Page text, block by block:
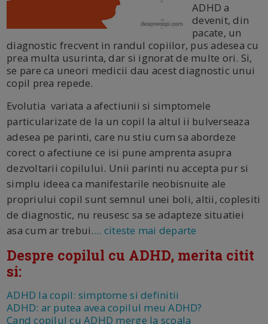
ADHD a
devenit, din
pacate, un
diagnostic frecvent in randul copiilor, pus adesea cu
prea multa usurinta, dar si ignorat de multe ori. Si,
se pare ca uneori medicii dau acest diagnostic unui
copil prea repede.
Evolutia variata a afectiunii si simptomele
particularizate de la un copil la altul ii bulverseaza
adesea pe parinti, care nu stiu cum sa abordeze
corect o afectiune ce isi pune amprenta asupra
dezvoltarii copilului. Unii parinti nu accepta pur si
simplu ideea ca manifestarile neobisnuite ale
propriului copil sunt semnul unei boli, altii, coplesiti
de diagnostic, nu reusesc sa se adapteze situatiei
asa cum ar trebui.... citeste mai departe
Despre copilul cu ADHD, merita citit
si:
ADHD la copil: simptome si definitii
ADHD: ar putea avea copilul meu ADHD?
Cand copilul cu ADHD merge la scoala